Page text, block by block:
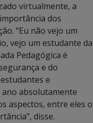
virtualmente, a
dos
“Eu não vejo um
vejo um estudante da
Pedagógica é
e do
e
absolutamente
aspectos, entre eles o
disse.